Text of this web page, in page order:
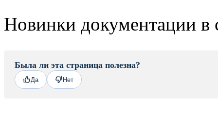
Новинки документации в
Была ли эта страница полезна?
Да Нет